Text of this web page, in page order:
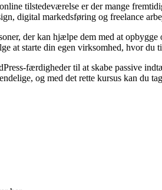
tilstedeværelse er der mange
digital markedsføring og freelance
der kan hjælpe dem med at
at starte din egen virksomhed, hvor du
færdigheder til at skabe passive
og med det rette kursus kan du